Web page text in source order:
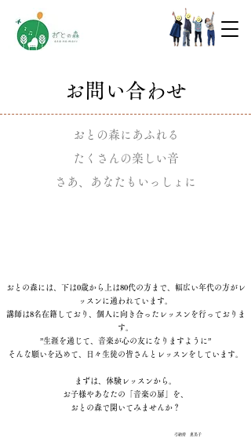
​お問い合わせ
おとの森にあふれる
たくさんの楽しい音
さあ、あなたもいっしょに
おとの森には、下は0歳から上は80代の方まで、幅広い年代の方がレ
ッスンに通われています。
講師は8名在籍しており、 個人に向き合ったレッスンを行っておりま
す。
”生涯を通じて、音楽が心の友になりますように”
そんな願いを込めて、日々生徒の皆さんとレッスンをしています。
まずは、体験レッスンから。
お子様やあなたの「音楽の扉」を、
おとの森で開いてみませんか？
​弓納持 恵美子